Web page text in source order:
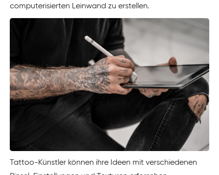
computerisierten Leinwand zu erstellen.
Tattoo-Künstler können ihre Ideen mit verschiedenen